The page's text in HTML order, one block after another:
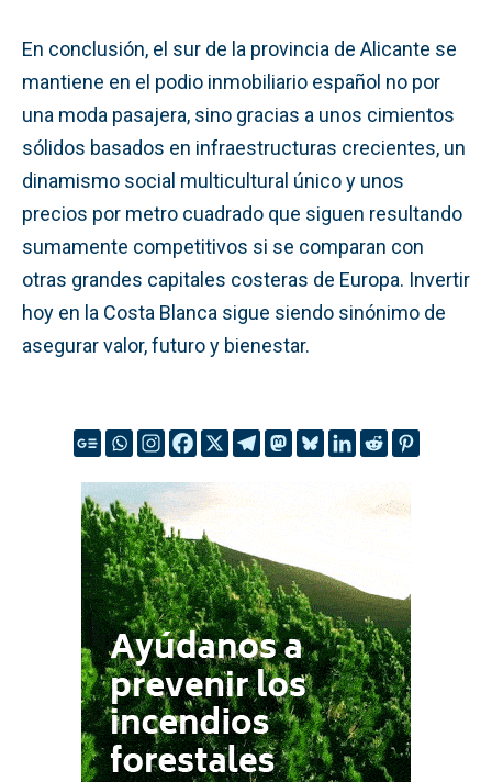
En conclusión, el sur de la provincia de Alicante se
mantiene en el podio inmobiliario español no por
una moda pasajera, sino gracias a unos cimientos
sólidos basados en infraestructuras crecientes, un
dinamismo social multicultural único y unos
precios por metro cuadrado que siguen resultando
sumamente competitivos si se comparan con
otras grandes capitales costeras de Europa. Invertir
hoy en la Costa Blanca sigue siendo sinónimo de
asegurar valor, futuro y bienestar.